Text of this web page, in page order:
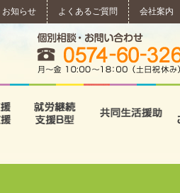
お知らせ よくあるご質問 会社案内
就労移行支援･就労選択支援